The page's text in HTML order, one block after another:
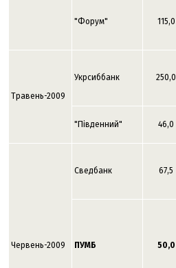
"Форум" 115,0
Травень-2009
Укрсиббанк 250,0
"Південний" 46,0
Червень-2009
Сведбанк 67,5
ПУМБ 50,0